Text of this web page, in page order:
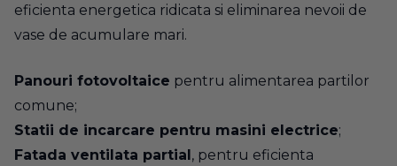
eficienta energetica ridicata si eliminarea nevoii de
vase de acumulare mari.
Panouri fotovoltaice pentru alimentarea partilor
comune;
Statii de incarcare pentru masini electrice;
Fatada ventilata partial, pentru eficienta